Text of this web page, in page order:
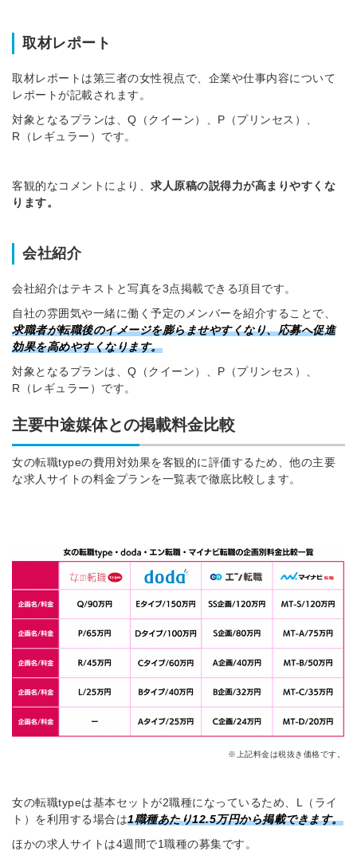
取材レポート
取材レポートは第三者の女性視点で、企業や仕事内容について
レポートが記載されます。
対象となるプランは、Q（クイーン）、P（プリンセス）、
R（レギュラー）です。
客観的なコメントにより、 求人原稿の説得力が高まりやすくな
ります。
会社紹介
会社紹介はテキストと写真を3点掲載できる項目です。
自社の雰囲気や一緒に働く予定のメンバーを紹介することで、
求職者が転職後のイメージを膨らませやすくなり、応募へ促進
効果を高めやすくなります。
対象となるプランは、Q（クイーン）、P（プリンセス）、
R（レギュラー）です。
主要中途媒体との掲載料金比較
女の転職typeの費用対効果を客観的に評価するため、他の主要
な求人サイトの料金プランを一覧表で徹底比較します。
※上記料金は税抜き価格です。
女の転職typeは基本セットが2職種になっているため、L（ライ
ト）を利用する場合は1職種あたり12.5万円から掲載できます。
ほかの求人サイトは4週間で1職種の募集です。
パスワードをお忘れですか？
他サービスIDでログイン
はありません
みんなの採用部があ